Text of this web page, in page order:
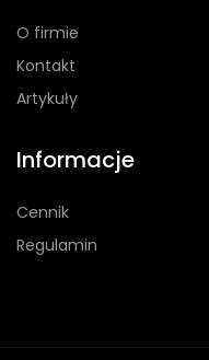
O firmie
Kontakt
Artykuły
Informacje
Cennik
Regulamin